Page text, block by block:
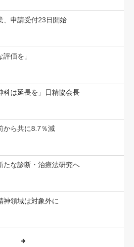
、申請受付23日開始
価を」
科は延長を」日精協会長
から共に8.7％減
たな診断・治療法研究へ
神領域は対象外に